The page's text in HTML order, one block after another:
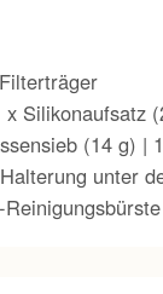
Silikonaufsatz
(14 g) |
unter